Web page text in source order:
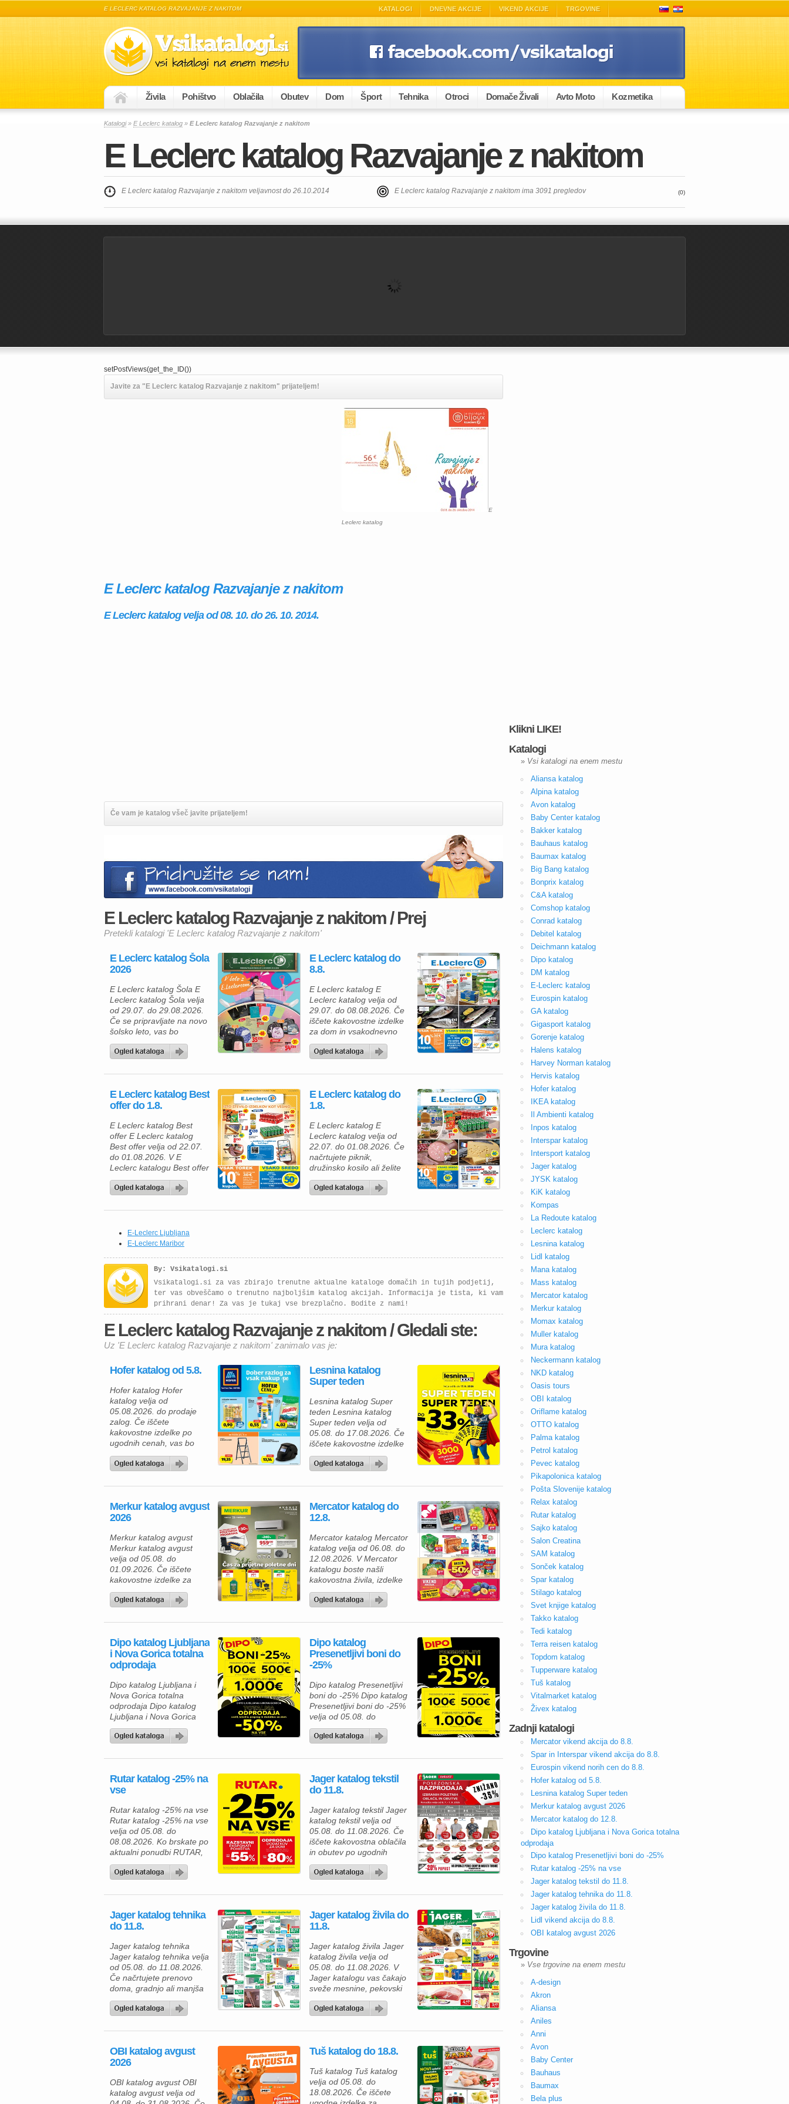
E LECLERC KATALOG RAZVAJANJE Z NAKITOM KATALOGI DNEVNE AKCIJE VIKEND AKCIJE TRGOVINE
Živila Pohištvo Oblačila Obutev Dom Šport Tehnika Otroci Domače Živali Avto Moto Kozmetika
Katalogi» E Leclerc katalog » E Leclerc katalog Razvajanje z nakitom
E Leclerc katalog Razvajanje z nakitom
E Leclerc katalog Razvajanje z nakitom veljavnost do 26.10.2014 E Leclerc katalog Razvajanje z nakitom ima 3091 pregledov (0)
setPostViews(get_the_ID())
Javite za "E Leclerc katalog Razvajanje z nakitom" prijateljem!
E
Leclerc katalog
E Leclerc katalog Razvajanje z nakitom
E Leclerc katalog velja od 08. 10. do 26. 10. 2014.
Če vam je katalog všeč javite prijateljem!
E Leclerc katalog Razvajanje z nakitom / Prej
Pretekli katalogi 'E Leclerc katalog Razvajanje z nakitom'
E Leclerc katalog Šola
2026
E Leclerc katalog Šola E
Leclerc katalog Šola velja
od 29.07. do 29.08.2026.
Če se pripravljate na novo
šolsko leto, vas bo
aktualna ponudba
E.Leclerca zagotovo
boste našli široko izbiro
potrebščin po ugodnih
cenah, s kartico E.Leclerc
izdelkih prihranite še več.
Ponudba velja od srede,
29. […]
E Leclerc katalog do
8.8.
E Leclerc katalog E
Leclerc katalog velja od
29.07. do 08.08.2026. Če
iščete kakovostne izdelke
za dom in vsakodnevno
uporabo po ugodnih
cenah, vas bo aktualna
zagotovo navdušila. V
odlične akcije na
detergente, pijače, sveže
priljubljene izdelke. Z
uporabo kartice E.Leclerc
lahko izkoristite dodatne
popuste in […]
E Leclerc katalog Best
offer do 1.8.
E Leclerc katalog Best
offer E Leclerc katalog
Best offer velja od 22.07.
do 01.08.2026. V E
Leclerc katalogu Best offer
vas čakajo odlične akcije
na živila in pijače, ob
pa lahko pri številnih
To je odlična priložnost, da
napolnite svojo shrambo z
uporabo ali […]
E Leclerc katalog do
1.8.
E Leclerc katalog E
Leclerc katalog velja od
22.07. do 01.08.2026. Če
načrtujete piknik,
družinsko kosilo ali želite
izkoristiti odlične akcijske
cene, vas bo nova
E.Leclerc zagotovo
po […]
E-Leclerc Ljubljana
E-Leclerc Maribor
By: Vsikatalogi.si
Vsikatalogi.si za vas zbirajo trenutne aktualne kataloge domačih in tujih podjetij,
ter vas obveščamo o trenutno najboljšim katalog akcijah. Informacija je tista, ki vam
prihrani denar! Za vas je tukaj vse brezplačno. Bodite z nami!
E Leclerc katalog Razvajanje z nakitom / Gledali ste:
Uz 'E Leclerc katalog Razvajanje z nakitom' zanimalo vas je:
Hofer katalog od 5.8.
Hofer katalog Hofer
katalog velja od
05.08.2026. do prodaje
zalog. Če iščete
kakovostne izdelke po
ugodnih cenah, vas bo
zagotovo navdušila. Med
uporabo najdete številne
pijače, izdelke za dom in
gospodinjstvo ter
različna opravila. Za hiter
zajtrk ali malico lahko
izberete piščančje
hrenovke 200 […]
Lesnina katalog
Super teden
Lesnina katalog Super
teden Lesnina katalog
Super teden velja od
05.08. do 17.08.2026. Če
iščete kakovostne izdelke
za prijetnejši in lepše
urejen dom, vas bo
Lesnina kataloga zagotovo
odlične akcijske cene in
bogato izbiro izdelkov za
kuhinjo in jedilnico ter svoj
dom opremite po
ugodnejših cenah. Poleg
številnih […]
Merkur katalog avgust
2026
Merkur katalog avgust
Merkur katalog avgust
velja od 05.08. do
01.09.2026. Če iščete
kakovostne izdelke za
dom, vrt in delavnico, vas
bo aktualna ponudba iz
navdušila. Izkoristite
izbrane izdelke in
poskrbite za udobnejše
bivanje, lažje delo ter
prostega časa. V Merkur
ponudbi vas čakajo
gospodinjski aparati,
klimatske […]
Mercator katalog do
12.8.
Mercator katalog Mercator
katalog velja od 06.08. do
12.08.2026. V Mercator
katalogu boste našli
kakovostna živila, izdelke
za gospodinjstvo in
številne priljubljene
ugodnih cenah. Zdaj je
svojo shrambo, hladilnik in
zamrzovalnik ter pri tem
tudi prihranite. Za pripravo
izberete Premium
Mercator čevapčiče v
pakiranju 500 […]
Dipo katalog Ljubljana
i Nova Gorica totalna
odprodaja
Dipo katalog Ljubljana i
Nova Gorica totalna
odprodaja Dipo katalog
Ljubljana i Nova Gorica
totalna odprodaja velja od
05.08. do 08.08.2026.
Dipo katalog
Presenetljivi boni do
-25%
Dipo katalog Presenetljivi
boni do -25% Dipo katalog
Presenetljivi boni do -25%
velja od 05.08. do
08.08.2026. Predstavljamo
vam privlačno ponudbo iz
izbirate med kakovostnim
mladinsko sobo ter hkrati
izkoristite odlične akcijske
500 € vas lahko pričaka
presenetljivi bon v
vrednosti do 100 […]
Rutar katalog -25% na
vse
Rutar katalog -25% na vse
Rutar katalog -25% na vse
velja od 05.08. do
08.08.2026. Ko brskate po
aktualni ponudbi RUTAR,
vas čakajo številne
kakovostne rešitve za
združujejo sodoben dizajn,
akcijske ugodnosti. Če
načrtujete prenovo
dnevne sobe, je zdaj
odlična priložnost, da
izberete pohištvo, ki bo
[…]
Jager katalog tekstil
do 11.8.
Jager katalog tekstil Jager
katalog tekstil velja od
05.08. do 11.08.2026. Če
iščete kakovostna oblačila
in obutev po ugodnih
cenah, vas v Jager
katalogu tekstila čaka
razprodaja. Izbrane
kupite kar 35 % ugodneje,
zato je zdaj pravi čas, da
in se pripravite na
prihajajočo sezono. Za
vsakodnevno […]
Jager katalog tehnika
do 11.8.
Jager katalog tehnika
Jager katalog tehnika velja
od 05.08. do 11.08.2026.
Če načrtujete prenovo
doma, gradnjo ali manjša
obnovitvena dela, vas v
katalogu Jager Tehnika
kakovostnega gradbenega
ugodnih cenah. Z
izbranimi izdelki boste
hitreje, kakovostneje in
zanesljiveje. Za izdelavo
Jager katalog živila do
11.8.
Jager katalog živila Jager
katalog živila velja od
05.08. do 11.08.2026. V
Jager katalogu vas čakajo
sveže mesnine, pekovski
izdelki, mlečni izdelki in
osvežilne pijače po
na enem mestu nakupite
piknik. Za popoln žar si
čevapčiče, pripravljene v
Jagerjevi mesnici, po ceni
9,99 €/kg. […]
OBI katalog avgust
2026
OBI katalog avgust OBI
katalog avgust velja od
Tuš katalog do 18.8.
Tuš katalog Tuš katalog
velja od 05.08. do
18.08.2026. Če iščete
Klikni LIKE!
Katalogi
» Vsi katalogi na enem mestu
Aliansa katalog
Alpina katalog
Avon katalog
Baby Center katalog
Bakker katalog
Bauhaus katalog
Baumax katalog
Big Bang katalog
Bonprix katalog
C&A katalog
Comshop katalog
Conrad katalog
Debitel katalog
Deichmann katalog
Dipo katalog
DM katalog
E-Leclerc katalog
Eurospin katalog
GA katalog
Gigasport katalog
Gorenje katalog
Halens katalog
Harvey Norman katalog
Hervis katalog
Hofer katalog
IKEA katalog
Il Ambienti katalog
Inpos katalog
Interspar katalog
Intersport katalog
Jager katalog
JYSK katalog
KiK katalog
Kompas
La Redoute katalog
Leclerc katalog
Lesnina katalog
Lidl katalog
Mana katalog
Mass katalog
Mercator katalog
Merkur katalog
Momax katalog
Muller katalog
Mura katalog
Neckermann katalog
NKD katalog
Oasis tours
OBI katalog
Oriflame katalog
OTTO katalog
Palma katalog
Petrol katalog
Pevec katalog
Pikapolonica katalog
Pošta Slovenije katalog
Relax katalog
Rutar katalog
Sajko katalog
Salon Creatina
SAM katalog
Sonček katalog
Spar katalog
Stilago katalog
Svet knjige katalog
Takko katalog
Tedi katalog
Terra reisen katalog
Topdom katalog
Tupperware katalog
Tuš katalog
Vitalmarket katalog
Živex katalog
Zadnji katalogi
Mercator vikend akcija do 8.8.
Spar in Interspar vikend akcija do 8.8.
Eurospin vikend norih cen do 8.8.
Hofer katalog od 5.8.
Lesnina katalog Super teden
Merkur katalog avgust 2026
Mercator katalog do 12.8.
Dipo katalog Ljubljana i Nova Gorica totalna
odprodaja
Dipo katalog Presenetljivi boni do -25%
Rutar katalog -25% na vse
Jager katalog tekstil do 11.8.
Jager katalog tehnika do 11.8.
Jager katalog živila do 11.8.
Lidl vikend akcija do 8.8.
OBI katalog avgust 2026
Trgovine
» Vse trgovine na enem mestu
A-design
Akron
Aliansa
Aniles
Anni
Avon
Baby Center
Bauhaus
Baumax
Bela plus